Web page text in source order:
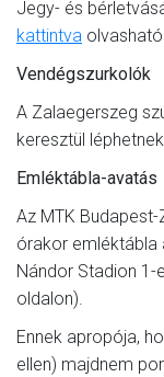
Jegy- és
kattintva
Vendégszurkolók
A Zalaegerszeg
keresztül
Emléktábla-avatás
Az MTK
órakor emléktábla
Nándor Stadion 1-
oldalon).
Ennek apropója,
ellen) majdnem